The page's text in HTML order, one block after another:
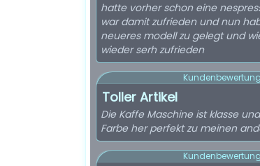
hatte vorher schon eine
war damit zufrieden und nun
neueres modell zu gelegt und
wieder serh zufrieden
Toller Artikel
Die Kaffe Maschine ist klasse
Farbe her perfekt zu meinen